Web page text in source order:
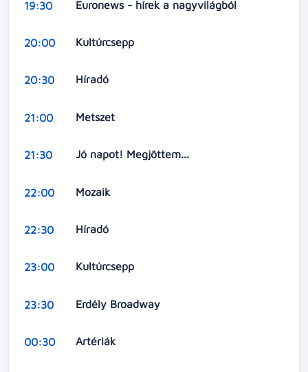
19:30 Euronews - hírek a nagyvilágból
20:00 Kultúrcsepp
20:30 Híradó
21:00 Metszet
21:30 Jó napot! Megjöttem...
22:00 Mozaik
22:30 Híradó
23:00 Kultúrcsepp
23:30 Erdély Broadway
00:30 Artériák